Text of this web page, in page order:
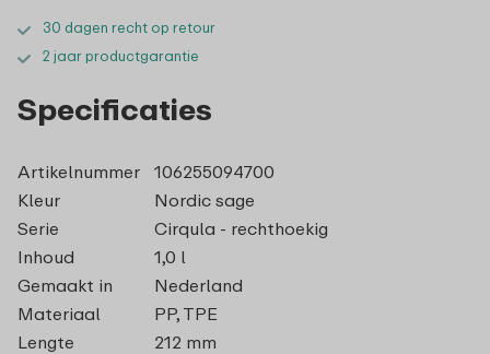
30 dagen recht op retour
2 jaar productgarantie
Specificaties
Artikelnummer
106255094700
Kleur
Nordic sage
Serie
Cirqula - rechthoekig
Inhoud
1,0 l
Gemaakt in
Nederland
Materiaal
PP, TPE
Lengte
212 mm